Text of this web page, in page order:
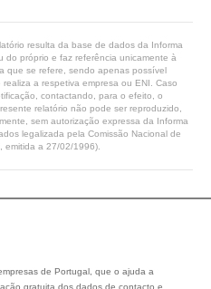
resulta da base de dados da Informa
do próprio e faz referência unicamente à
que se refere, sendo apenas possível
a respetiva empresa ou ENI. Caso
contactando, para o efeito, o
relatório não pode ser reproduzido,
sem autorização expressa da Informa
legalizada pela Comissão Nacional de
emitida a 27/02/1996).
de Portugal, que o ajuda a